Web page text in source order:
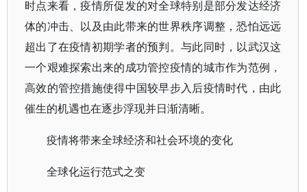
时点来看，疫情所促发的对全球特别是部分发达经济
体的冲击、以及由此带来的世界秩序调整，恐怕远远
超出了在疫情初期学者的预判。与此同时，以武汉这
一个艰难探索出来的成功管控疫情的城市作为范例，
高效的管控措施使得中国较早步入后疫情时代，由此
催生的机遇也在逐步浮现并日渐清晰。
疫情将带来全球经济和社会环境的变化
全球化运行范式之变